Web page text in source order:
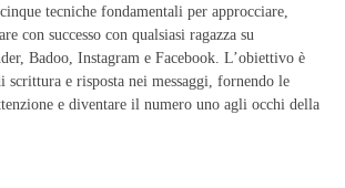
tecniche fondamentali per approcciare,
con successo con qualsiasi ragazza su
Badoo, Instagram e Facebook. L’obiettivo è
e risposta nei messaggi, fornendo le
e diventare il numero uno agli occhi della